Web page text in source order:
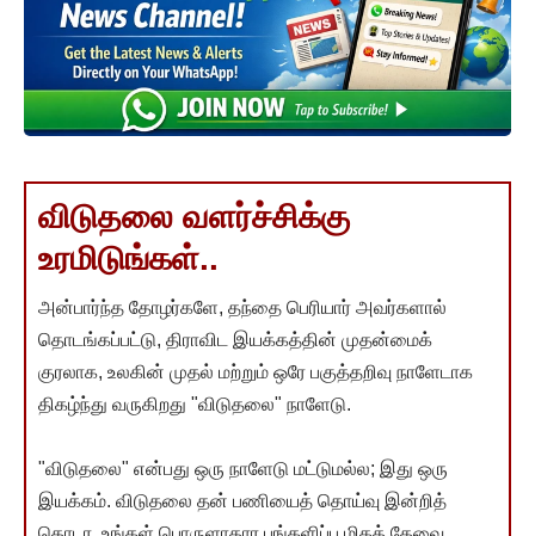
விடுதலை வளர்ச்சிக்கு
உரமிடுங்கள்..
அன்பார்ந்த தோழர்களே, தந்தை பெரியார் அவர்களால்
தொடங்கப்பட்டு, திராவிட இயக்கத்தின் முதன்மைக்
குரலாக, உலகின் முதல் மற்றும் ஒரே பகுத்தறிவு நாளேடாக
திகழ்ந்து வருகிறது "விடுதலை" நாளேடு.
"விடுதலை" என்பது ஒரு நாளேடு மட்டுமல்ல; இது ஒரு
இயக்கம். விடுதலை தன் பணியைத் தொய்வு இன்றித்